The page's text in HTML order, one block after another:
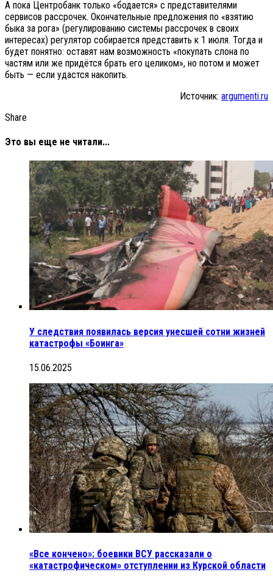
А пока Центробанк только «бодается» с представителями
сервисов рассрочек. Окончательные предложения по «взятию
быка за рога» (регулированию системы рассрочек в своих
интересах) регулятор собирается представить к 1 июля. Тогда и
будет понятно: оставят нам возможность «покупать слона по
частям или же придётся брать его целиком», но потом и может
быть — если удастся накопить.
Источник: argumenti.ru
Share
Это вы еще не читали...
У следствия появилась версия унесшей сотни жизней
катастрофы «Боинга»
15.06.2025
«Все кончено»: боевики ВСУ рассказали о
«катастрофическом» отступлении из Курской области